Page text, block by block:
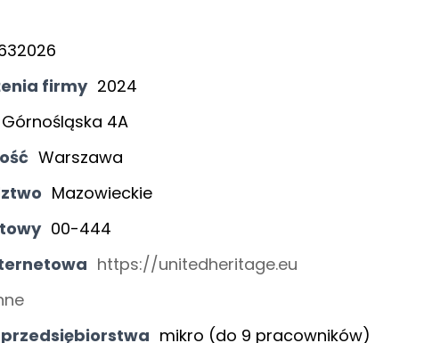
firmy 2024
Górnośląska 4A
Warszawa
Mazowieckie
00-444
https://unitedheritage.eu
mikro (do 9 pracowników)